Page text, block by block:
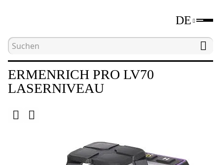
DE
Hauptseite Laser- und optische
ERMENRICH PRO LV70
LASERNIVEAU